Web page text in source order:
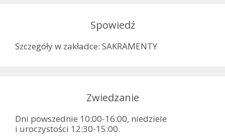
Spowiedź
Szczegóły w zakładce: SAKRAMENTY
Zwiedzanie
Dni powszednie 10:00-16:00, niedziele
i uroczystości 12:30-15:00.